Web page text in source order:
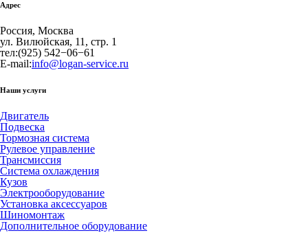
Адрес
Россия, Москва
ул. Вилюйская, 11, стр. 1
тел:(925) 542−06−61
E-mail:info@logan-service.ru
Наши услуги
Двигатель
Подвеска
Тормозная система
Рулевое управление
Трансмиссия
Система охлаждения
Кузов
Электрооборудование
Установка аксессуаров
Шиномонтаж
Дополнительное оборудование